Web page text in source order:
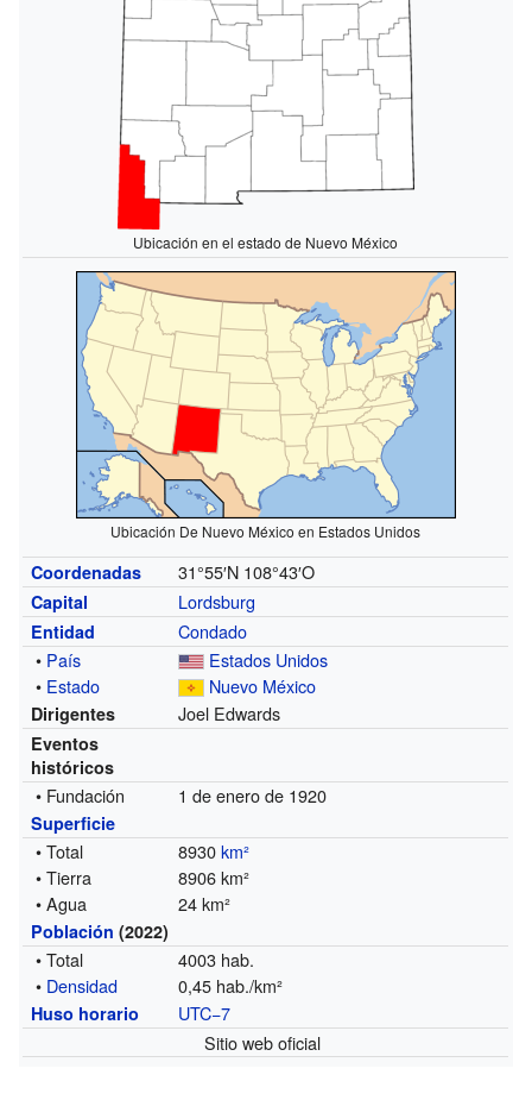
Ubicación en el estado de Nuevo México
Ubicación De Nuevo México en Estados Unidos
Coordenadas 31°55′N 108°43′O
Capital Lordsburg
Entidad
Condado
• País
Estados Unidos
• Estado Nuevo México
Dirigentes Joel Edwards
Eventos
históricos
• Fundación 1 de enero de 1920
Superficie
• Total 8930km²
• Tierra
8906 km²
• Agua
24 km²
Población (2022)
• Total
4003 hab.
• Densidad 0,45 hab./km²
Huso horario
UTC−7
Sitio web oficial